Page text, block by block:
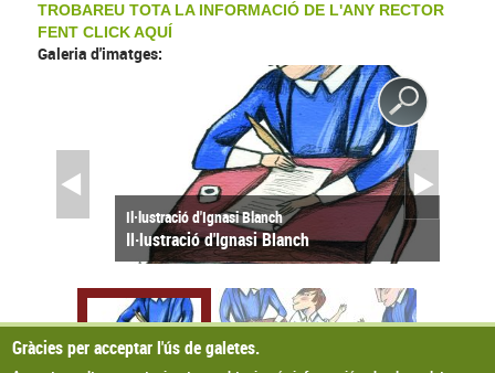
TROBAREU TOTA LA INFORMACIÓ DE L'ANY RECTOR
FENT CLICK AQUÍ
Galeria d'imatges:
Il·lustració d'Ignasi Blanch
Il·lustració d'Ignasi Blanch
Gràcies per acceptar l'ús de galetes.